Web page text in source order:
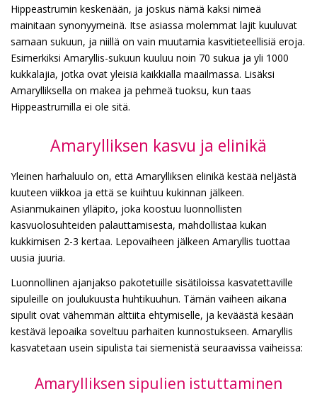
Hippeastrumin keskenään, ja joskus nämä kaksi nimeä
mainitaan synonyymeinä. Itse asiassa molemmat lajit kuuluvat
samaan sukuun, ja niillä on vain muutamia kasvitieteellisiä eroja.
Esimerkiksi Amaryllis-sukuun kuuluu noin 70 sukua ja yli 1000
kukkalajia, jotka ovat yleisiä kaikkialla maailmassa. Lisäksi
Amarylliksella on makea ja pehmeä tuoksu, kun taas
Hippeastrumilla ei ole sitä.
Amarylliksen kasvu ja elinikä
Yleinen harhaluulo on, että Amarylliksen elinikä kestää neljästä
kuuteen viikkoa ja että se kuihtuu kukinnan jälkeen.
Asianmukainen ylläpito, joka koostuu luonnollisten
kasvuolosuhteiden palauttamisesta, mahdollistaa kukan
kukkimisen 2-3 kertaa. Lepovaiheen jälkeen Amaryllis tuottaa
uusia juuria.
Luonnollinen ajanjakso pakotetuille sisätiloissa kasvatettaville
sipuleille on joulukuusta huhtikuuhun. Tämän vaiheen aikana
sipulit ovat vähemmän alttiita ehtymiselle, ja keväästä kesään
kestävä lepoaika soveltuu parhaiten kunnostukseen. Amaryllis
kasvatetaan usein sipulista tai siemenistä seuraavissa vaiheissa:
Amarylliksen sipulien istuttaminen